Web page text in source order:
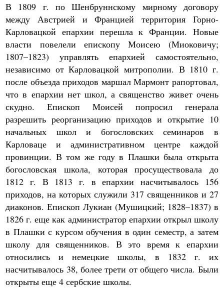
В 1809 г. по Шенбруннскому мирному договору
между Австрией и Францией территория Горно-
Карловацкой епархии перешла к Франции. Новые
власти повелели епископу Моисею (Миоковичу;
1807–1823) управлять епархией самостоятельно,
независимо от Карловацкой митрополии. В 1810 г.
после объезда приходов маршал Мармонт рапортовал,
что в епархии нет школ, а священство живет очень
скудно. Епископ Моисей попросил генерала
разрешить реорганизацию приходов и открытие 10
начальных школ и богословских семинаров в
Карловаце и административном центре каждой
провинции. В том же году в Плашки была открыта
богословская школа, которая просуществовала до
1812 г. В 1813 г. в епархии насчитывалось 156
приходов, на которых служили 317 священников и 27
диаконов. Епископ Лукиан (Мушицкий; 1828–1837) в
1826 г. еще как администратор епархии открыл школу
в Плашки с курсом обучения в один семестр, а затем
школу для священников. В это время к епархии
относились и немецкие школы, в 1832 г. их
насчитывалось 38, более трети от общего числа. Были
открыты еще 4 сербские школы.